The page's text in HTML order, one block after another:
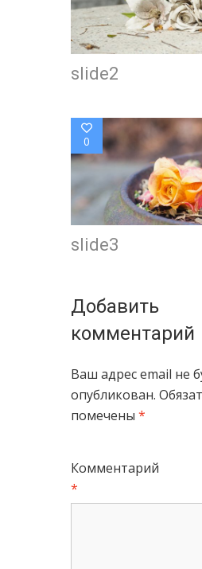
slide2
0
slide3
Добавить
комментарий
Ваш адрес email не
опубликован.
помечены *
Комментарий
*